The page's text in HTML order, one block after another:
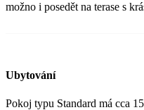
možno i posedět na terase s
Ubytování
Pokoj typu Standard má cca